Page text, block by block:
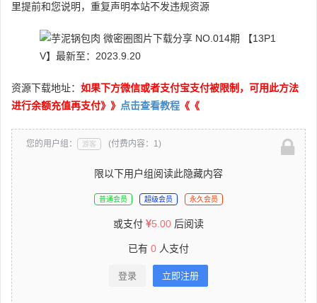
里提前和您说明，重复声明本站不发违规资源
资源下载地址： 如果下方微信或者支付宝支付被限制，可用此方法
进行余额充值再支付》》 点击查看教程 《《
您的用户组： 游客 (付费内容：1)
限以下用户组阅读此隐藏内容
普通会员 超级会员 永久会员
或支付 5.00 后阅读
已有 0 人支付
登录 立即注册